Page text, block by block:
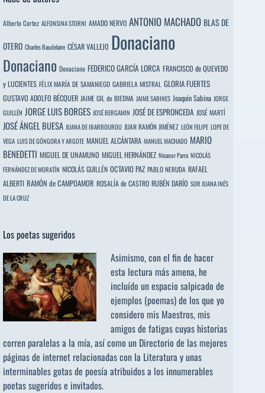
Alberto Cortez ALFONSINA STORNI AMADO NERVO ANTONIO MACHADO BLAS DE
OTERO Charles Baudelaire CÉSAR VALLEJO Donaciano
Donaciano Donaciano FEDERICO GARCÍA LORCA FRANCISCO de QUEVEDO
y LUCIENTES FÉLIX MARÍA DE SAMANIEGO GABRIELA MISTRAL GLORIA FUERTES
GUSTAVO ADOLFO BÉCQUER JAIME GIL de BIEDMA JAIME SABINES Joaquín Sabina JORGE
GUILLÉN JORGE LUIS BORGES JOSÉ BERGAMIN JOSÉ DE ESPRONCEDA JOSÉ MARTÍ
JOSÉ ÁNGEL BUESA JUANA DE IBARBOUROU JUAN RAMÓN JIMÉNEZ LEÓN FELIPE LOPE DE
VEGA LUIS DE GÓNGORA Y ARGOTE MANUEL ALCÁNTARA MANUEL MACHADO MARIO
BENEDETTI MIGUEL DE UNAMUNO MIGUEL HERNÁNDEZ Nicanor Parra NICOLÁS
FERNÁNDEZ DE MORATÍN NICOLÁS GUILLÉN OCTAVIO PAZ PABLO NERUDA RAFAEL
ALBERTI RAMÓN de CAMPOAMOR ROSALÍA de CASTRO RUBÉN DARÍO SOR JUANA INÉS
DE LA CRUZ
Los poetas sugeridos
Asimismo, con el fin de hacer
esta lectura más amena, he
incluído un espacio salpicado de
ejemplos (poemas) de los que yo
considero mis Maestros, mis
amigos de fatigas cuyas historias
corren paralelas a la mía, así como un Directorio de las mejores
páginas de internet relacionadas con la Literatura y unas
interminables gotas de poesía atribuidos a los innumerables
poetas sugeridose invitados.